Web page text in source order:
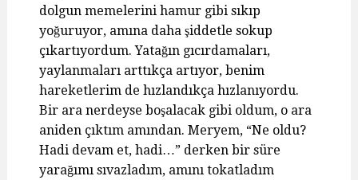
dolgun memelerini hamur gibi sıkıp
yoğuruyor, amına daha şiddetle sokup
çıkartıyordum. Yatağın gıcırdamaları,
yaylanmaları arttıkça artıyor, benim
hareketlerim de hızlandıkça hızlanıyordu.
Bir ara nerdeyse boşalacak gibi oldum, o ara
aniden çıktım amından. Meryem, “Ne oldu?
Hadi devam et, hadi…” derken bir süre
yarağımı sıvazladım, amını tokatladım